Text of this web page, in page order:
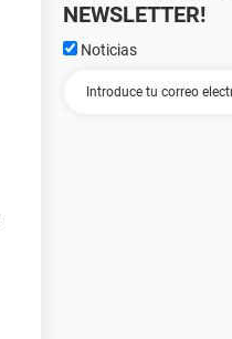
NEWSLETTER!
Noticias